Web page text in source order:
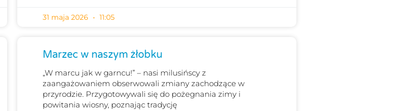
31 maja 2026 11:05
Marzec w naszym żłobku
„W marcu jak w garncu!” – nasi milusińscy z
zaangażowaniem obserwowali zmiany zachodzące w
przyrodzie. Przygotowywali się do pożegnania zimy i
powitania wiosny, poznając tradycję